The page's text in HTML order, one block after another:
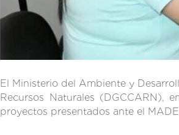
El Ministerio del Ambiente y
Recursos Naturales (DGCCARN),
proyectos presentados ante el